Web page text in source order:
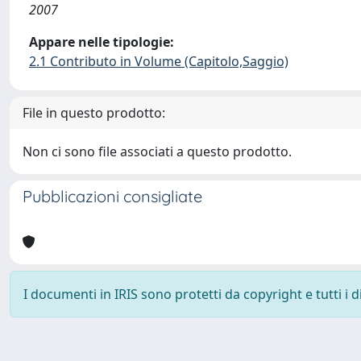
2007
Appare nelle tipologie:
2.1 Contributo in Volume (Capitolo,Saggio)
File in questo prodotto:
Non ci sono file associati a questo prodotto.
Pubblicazioni consigliate
I documenti in IRIS sono protetti da copyright e tutti i